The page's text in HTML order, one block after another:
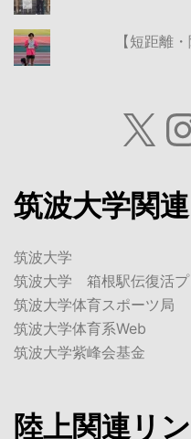
【短距離
X
筑波大学関
筑波大学
筑波大学 箱根駅伝復活プ
筑波大学体育スポーツ局
筑波大学体育系Web
筑波大学紫峰会基金
陸上関連リ